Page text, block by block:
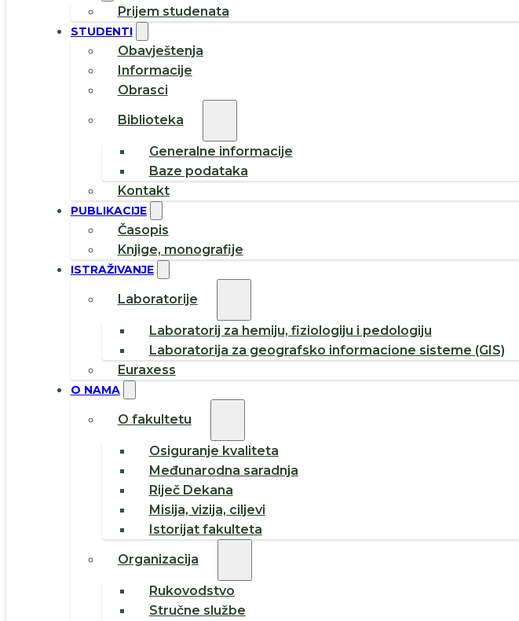
Prijem studenata
STUDENTI
Obavještenja
Informacije
Obrasci
Biblioteka
Generalne informacije
Baze podataka
Kontakt
PUBLIKACIJE
Časopis
Knjige, monografije
ISTRAŽIVANJE
Laboratorije
Laboratorij za hemiju, fiziologiju i pedologiju
Laboratorija za geografsko informacione sisteme (GIS)
Euraxess
O NAMA
O fakultetu
Osiguranje kvaliteta
Međunarodna saradnja
Riječ Dekana
Misija, vizija, ciljevi
Istorijat fakulteta
Organizacija
Rukovodstvo
Stručne službe